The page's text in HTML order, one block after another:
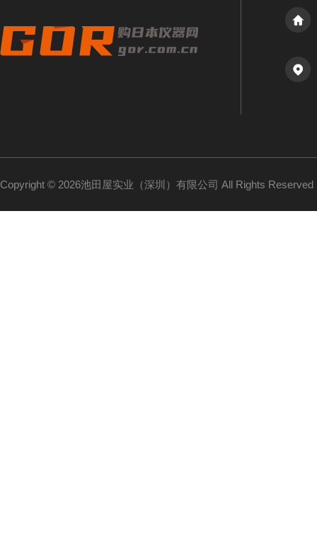
Copyright © 2026池田屋实业（深圳）有限公司 All Rights